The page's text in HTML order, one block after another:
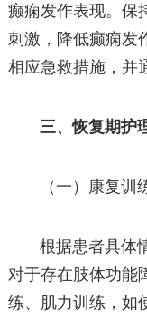
癫痫发作表现。保
刺激，降低癫痫发
相应急救措施，并
三、恢复期护
（一）康复训
根据患者具体
对于存在肢体功能
练、肌力训练，如